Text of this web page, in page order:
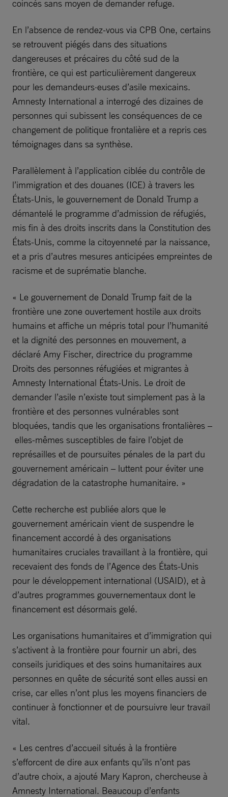
coincés sans moyen de demander refuge.
En l’absence de rendez-vous via CPB One, certains
se retrouvent piégés dans des situations
dangereuses et précaires du côté sud de la
frontière, ce qui est particulièrement dangereux
pour les demandeurs·euses d’asile mexicains.
Amnesty International a interrogé des dizaines de
personnes qui subissent les conséquences de ce
changement de politique frontalière et a repris ces
témoignages dans sa synthèse.
Parallèlement à l’application ciblée du contrôle de
l’immigration et des douanes (ICE) à travers les
États-Unis, le gouvernement de Donald Trump a
démantelé le programme d’admission de réfugiés,
mis fin à des droits inscrits dans la Constitution des
États-Unis, comme la citoyenneté par la naissance,
et a pris d’autres mesures anticipées empreintes de
racisme et de suprématie blanche.
« Le gouvernement de Donald Trump fait de la
frontière une zone ouvertement hostile aux droits
humains et affiche un mépris total pour l’humanité
et la dignité des personnes en mouvement, a
déclaré Amy Fischer, directrice du programme
Droits des personnes réfugiées et migrantes à
Amnesty International États-Unis. Le droit de
demander l’asile n’existe tout simplement pas à la
frontière et des personnes vulnérables sont
bloquées, tandis que les organisations frontalières –
elles-mêmes susceptibles de faire l’objet de
représailles et de poursuites pénales de la part du
gouvernement américain – luttent pour éviter une
dégradation de la catastrophe humanitaire. »
Cette recherche est publiée alors que le
gouvernement américain vient de suspendre le
financement accordé à des organisations
humanitaires cruciales travaillant à la frontière, qui
recevaient des fonds de l’Agence des États-Unis
pour le développement international (USAID), et à
d’autres programmes gouvernementaux dont le
financement est désormais gelé.
Les organisations humanitaires et d’immigration qui
s’activent à la frontière pour fournir un abri, des
conseils juridiques et des soins humanitaires aux
personnes en quête de sécurité sont elles aussi en
crise, car elles n’ont plus les moyens financiers de
continuer à fonctionner et de poursuivre leur travail
vital.
« Les centres d’accueil situés à la frontière
s’efforcent de dire aux enfants qu’ils n’ont pas
d’autre choix, a ajouté Mary Kapron, chercheuse à
Amnesty International. Beaucoup d’enfants